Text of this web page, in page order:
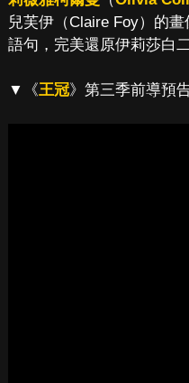
兒芙伊（Claire Foy）的
語句，完美還原伊莉莎白
▼《王冠》第三季前導預